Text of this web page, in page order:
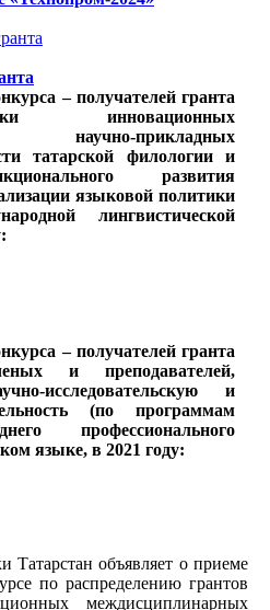
– получателей гранта
инновационных
научно-прикладных
татарской филологии и
развития
языковой политики
лингвистической
– получателей гранта
и преподавателей,
исследовательскую и
(по программам
профессионального
языке, в 2021 году:
Татарстан объявляет о приеме
по распределению грантов
междисциплинарных